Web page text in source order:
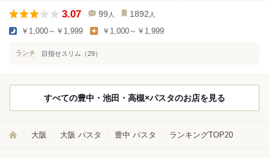
3.07 99 人 1892 人
￥1,000～￥1,999 ￥1,000～￥1,999
ランチ 目指せスリム（29）
すべての豊中・池田・高槻×パスタのお店を見る
大阪 大阪 パスタ 豊中 パスタ ランキングTOP20